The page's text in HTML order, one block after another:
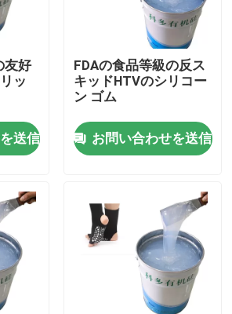
ンク
クを印刷するスクリーン
コーン インク
コーン
ーン
キ
友好
ッ
送信
FDAの食品等級の反ス
キッドHTVのシリコー
ン ゴム
お問い合わせを送信